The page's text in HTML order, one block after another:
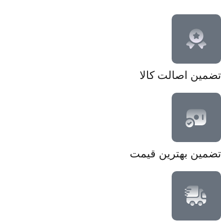
تضمین اصالت کالا
تضمین بهترین قیمت